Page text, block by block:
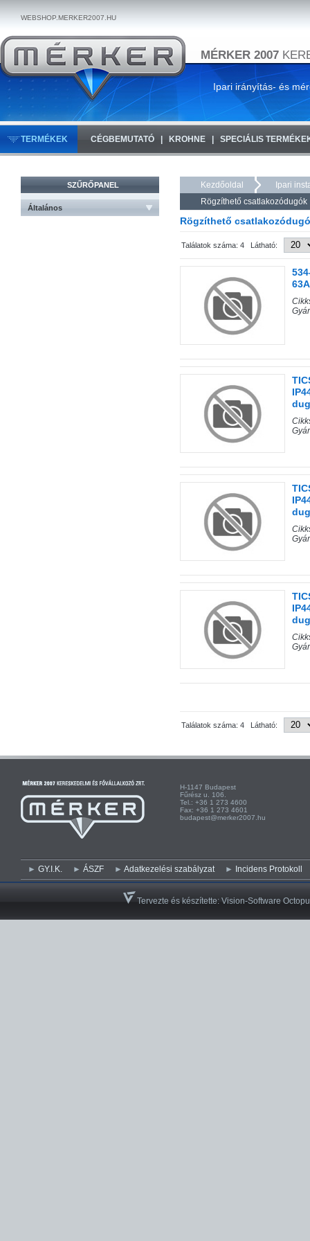
WEBSHOP.MERKER2007.HU
MÉRKER 2007
Ipari irányítás- és
TERMÉKEK CÉGBEMUTATÓ KROHNE SPECIÁLIS
Kezdőoldal
Ipari
Rögzíthető csatlakozódugók
Rögzíthető
Találatok száma: 4 Látható:
Találatok száma: 4 Látható:
SZŰRŐPANEL
Általános
H-1147 Budapest H-
Fűrész u. 106.
Tel.: +36 1 273 4600
Fax: +36 1 273 4601
budapest@merker2007.hu
GY.I.K. ÁSZF Adatkezelési szabályzat Incidens Protokoll
Tervezte és készítette:Vision-Software